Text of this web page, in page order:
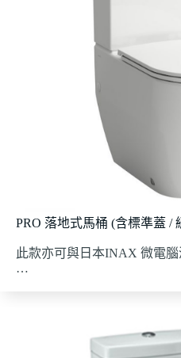
PRO 落地式馬桶 (含標準蓋 /
此款亦可與日本INAX 微電
…